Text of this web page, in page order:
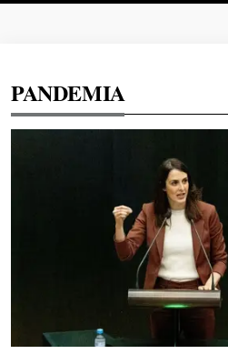
PANDEMIA